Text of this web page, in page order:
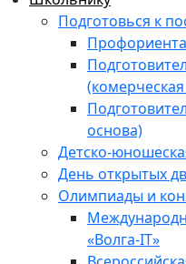
Подготовься к
основа)
Детско-
День открытых
Олимпиады и
«Волга-IT»